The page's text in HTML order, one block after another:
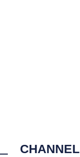
CHANNEL